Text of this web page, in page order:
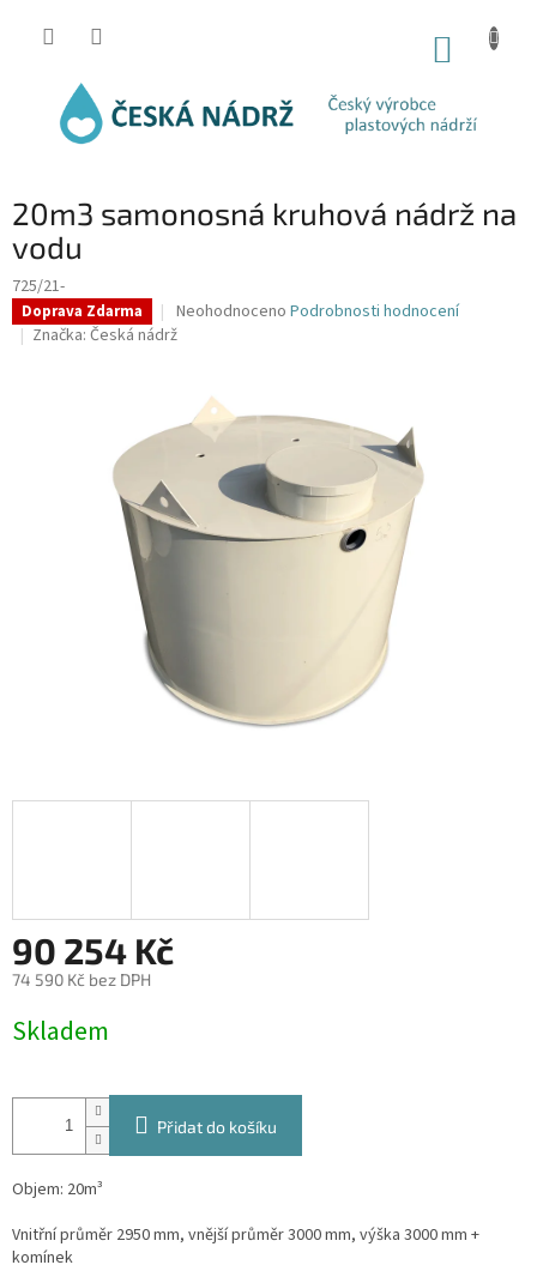
20m3 samonosná kruhová nádrž na
vodu
725/21-
Doprava Zdarma
Průměrné
hodnocení
z
hvězdiček.
Neohodnoceno Podrobnosti hodnocení
Značka: Česká nádrž
90 254 Kč
74 590 Kč bez DPH
cena:
Skladem
Přidat do košíku
Objem: 20m³
Vnitřní průměr 2950 mm, vnější průměr 3000 mm, výška 3000 mm +
komínek